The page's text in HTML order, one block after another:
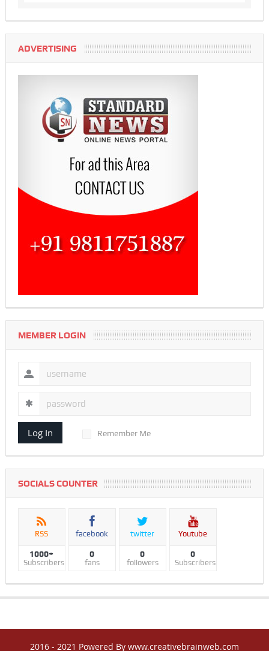
ADVERTISING
MEMBER LOGIN
Log In Remember Me
SOCIALS COUNTER
RSS
1000+
Subscribers
facebook
0
fans
twitter
0
followers
Youtube
0
Subscribers
2016 - 2021 Powered By www.creativebrainweb.com